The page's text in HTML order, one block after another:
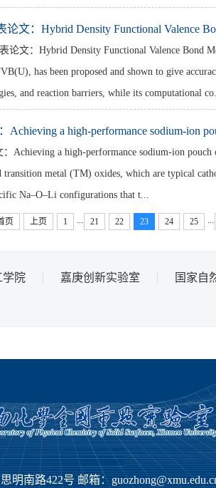
文：Hybrid Density Functional Valence
文：Hybrid Density Functional Valence Bond
has been proposed and shown to give
and reaction barriers, while its computational
a high-performance sodium-ion
Achieving a high-performance sodium-ion pouch
metal (TM) oxides, which are typical
Na–O–Li configurations that t...
页 上页 1 ... 21 22 23 24 25 ...
学院 嘉庚创新实验室 国家自
明南路422号 邮箱：